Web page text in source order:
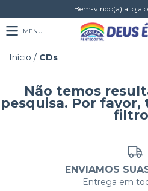
Bem-vindo(a) a loja
MENU
Início / CDs
Não temos
pesquisa. Por
ENVIAMOS
Entrega em